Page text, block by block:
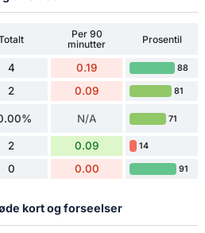
Per 90
minutter
Prosentil
4 0.19 88
2 0.09 81
N/A 71
2 0.09 14
0 0.00 91
kort og forseelser